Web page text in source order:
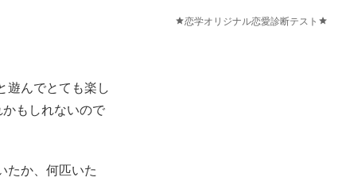
遊んでとても楽し
もしれないので
たか、何匹いた
恋学オリジナル恋愛診断テスト